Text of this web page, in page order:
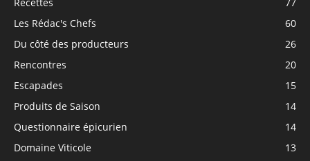
Recettes
77
Les Rédac's Chefs
60
Du côté des producteurs
26
Rencontres
20
Escapades
15
Produits de Saison
14
Questionnaire épicurien
14
Domaine Viticole
13